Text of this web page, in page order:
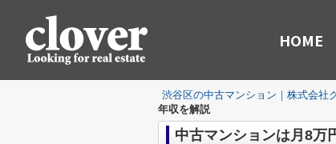
HOME
渋谷区の中古マンション｜株式会社
年収を解説
中古マンションは月8万